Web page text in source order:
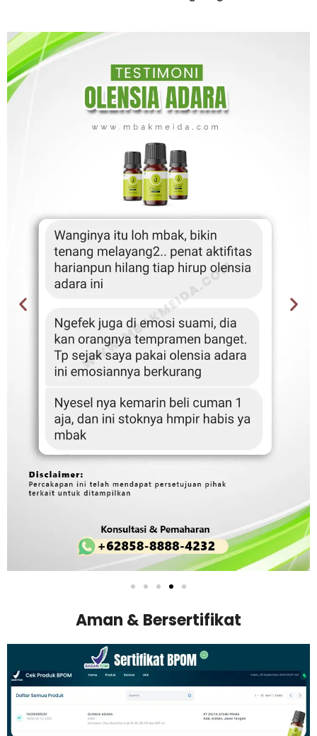
Aman & Bersertifikat